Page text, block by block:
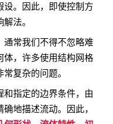
设。因此，即使控制方
法。
通常我们不得不忽略难
体，许多使用结构网格
复杂的问题。
和指定的边界条件，由
地描述流动。因此，